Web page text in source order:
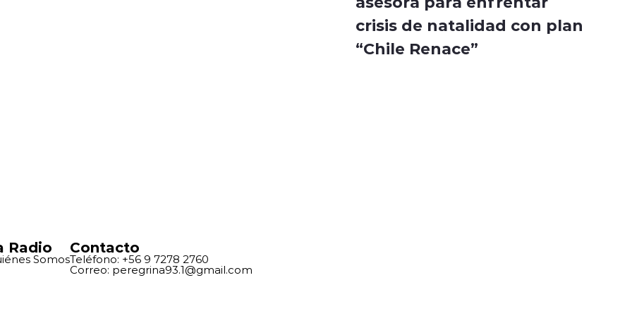
crisis de natalidad con plan
“Chile Renace”
Radio
Somos
Contacto
Teléfono: +56 9 7278 2760
Correo: peregrina93.1@gmail.com